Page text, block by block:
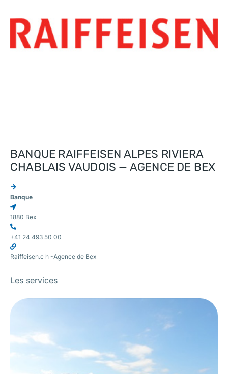
BANQUE RAIFFEISEN ALPES RIVIERA
CHABLAIS VAUDOIS — AGENCE DE BEX
Banque
1880 Bex
+41 24 493 50 00
Raiffeisen.c h -Agence de Bex
Les services